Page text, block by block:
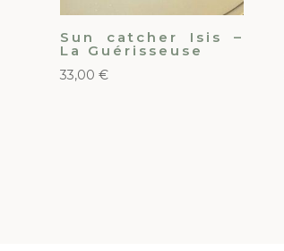
Sun catcher Isis –
La Guérisseuse
33,00€